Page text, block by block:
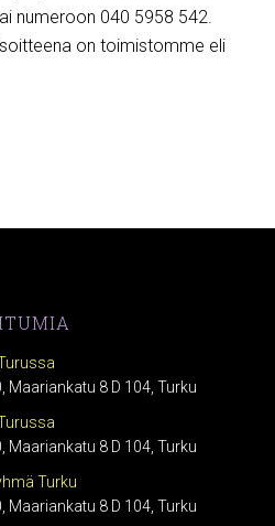
numeroon 040 5958 542.
on toimistomme eli
8 D 104, Turku
8 D 104, Turku
Turku
8 D 104, Turku